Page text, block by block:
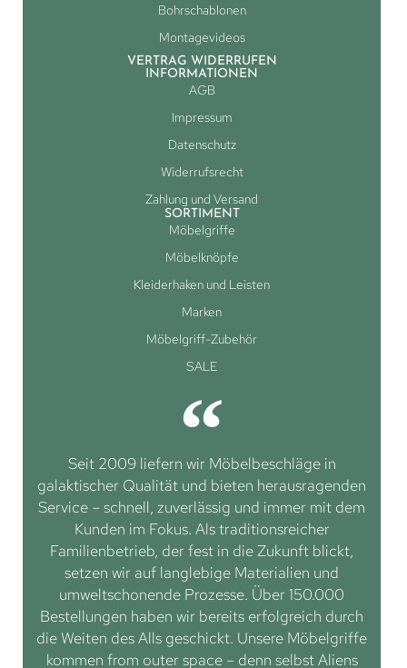
Bohrschablonen
Montagevideos
VERTRAG WIDERRUFEN
INFORMATIONEN
AGB
Impressum
Datenschutz
Widerrufsrecht
Zahlung und Versand
SORTIMENT
Möbelgriffe
Möbelknöpfe
Kleiderhaken und Leisten
Marken
Möbelgriff-Zubehör
SALE
Seit 2009 liefern wir Möbelbeschläge in
galaktischer Qualität und bieten herausragenden
Service – schnell, zuverlässig und immer mit dem
Kunden im Fokus. Als traditionsreicher
Familienbetrieb, der fest in die Zukunft blickt,
setzen wir auf langlebige Materialien und
umweltschonende Prozesse. Über 150.000
Bestellungen haben wir bereits erfolgreich durch
die Weiten des Alls geschickt. Unsere Möbelgriffe
kommen from outer space – denn selbst Aliens